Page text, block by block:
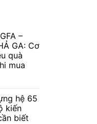
–
GA: Cơ
quà
mua
hệ 65
kiến
biết